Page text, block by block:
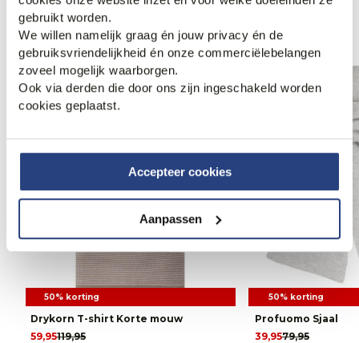
gebruikt worden.
We willen namelijk graag én jouw privacy én de
gebruiksvriendelijkheid én onze commerciëlebelangen
zoveel mogelijk waarborgen.
Ook via derden die door ons zijn ingeschakeld worden
cookies geplaatst.
Accepteer cookies
Aanpassen
50% korting
Drykorn T-shirt Korte mouw
119,95
59,95
50% korting
Profuomo Sjaal
79,95
39,95